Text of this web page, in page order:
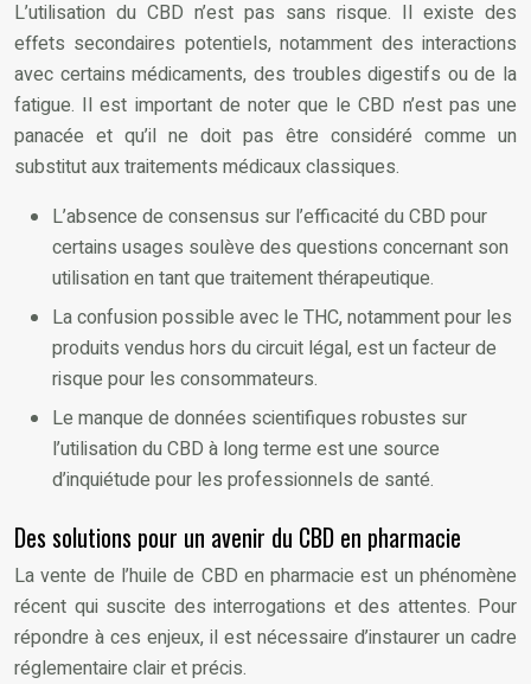
L’utilisation du CBD n’est pas sans risque. Il existe des
effets secondaires potentiels, notamment des interactions
avec certains médicaments, des troubles digestifs ou de la
fatigue. Il est important de noter que le CBD n’est pas une
panacée et qu’il ne doit pas être considéré comme un
substitut aux traitements médicaux classiques.
L’absence de consensus sur l’efficacité du CBD pour
certains usages soulève des questions concernant son
utilisation en tant que traitement thérapeutique.
La confusion possible avec le THC, notamment pour les
produits vendus hors du circuit légal, est un facteur de
risque pour les consommateurs.
Le manque de données scientifiques robustes sur
l’utilisation du CBD à long terme est une source
d’inquiétude pour les professionnels de santé.
Des solutions pour un avenir du CBD en pharmacie
La vente de l’huile de CBD en pharmacie est un phénomène
récent qui suscite des interrogations et des attentes. Pour
répondre à ces enjeux, il est nécessaire d’instaurer un cadre
réglementaire clair et précis.